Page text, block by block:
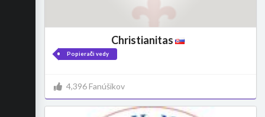
Christianitas
Popierači vedy
4,396 Fanúšikov